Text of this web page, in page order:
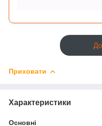
Приховати
Характеристики
Основні